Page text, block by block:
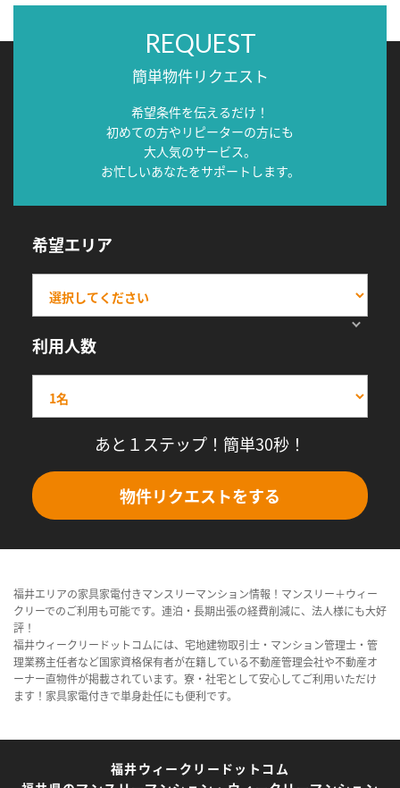
REQUEST
簡単物件リクエスト
希望条件を伝えるだけ！
初めての方やリピーターの方にも
大人気のサービス。
お忙しいあなたをサポートします。
希望エリア
利用人数
あと１ステップ！簡単30秒！
物件リクエストをする
福井エリアの家具家電付きマンスリーマンション情報！マンスリー＋ウィー
クリーでのご利用も可能です。連泊・長期出張の経費削減に、法人様にも大好
評！
福井ウィークリードットコムには、宅地建物取引士・マンション管理士・管
理業務主任者など国家資格保有者が在籍している不動産管理会社や不動産オ
ーナー直物件が掲載されています。寮・社宅として安心してご利用いただけ
ます！家具家電付きで単身赴任にも便利です。
福井ウィークリードットコム